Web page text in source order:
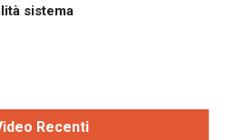
sistema
Recenti